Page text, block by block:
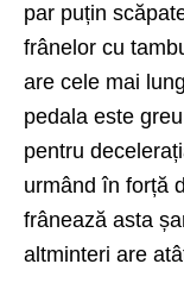
par puțin
frânelor cu
are cele mai
pedala este
pentru
urmând în forță
frânează asta
altminteri are